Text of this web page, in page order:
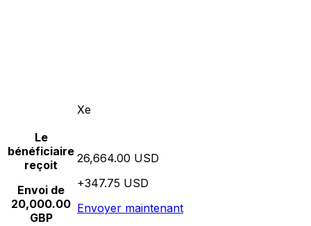
Xe
Le
bénéficiaire
reçoit
Envoi de
20,000.00
GBP
26,664.00 USD
+347.75 USD
Envoyer maintenant